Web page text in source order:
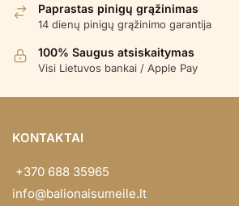
Paprastas pinigų grąžinimas
14 dienų pinigų grąžinimo garantija
100% Saugus atsiskaitymas
Visi Lietuvos bankai / Apple Pay
KONTAKTAI
+370 688 35965
info@balionaisumeile.lt